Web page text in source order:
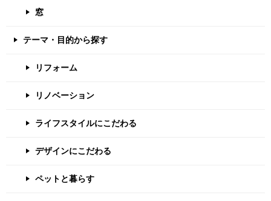
窓
テーマ・目的から探す
リフォーム
リノベーション
ライフスタイルにこだわる
デザインにこだわる
ペットと暮らす